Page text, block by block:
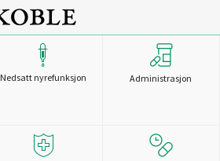
Nedsatt nyrefunksjon Administrasjon